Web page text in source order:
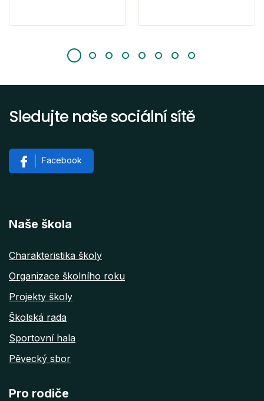
Sledujte naše sociální sítě
Facebook
Naše škola
Charakteristika školy
Organizace školního roku
Projekty školy
Školská rada
Sportovní hala
Pěvecký sbor
Pro rodiče